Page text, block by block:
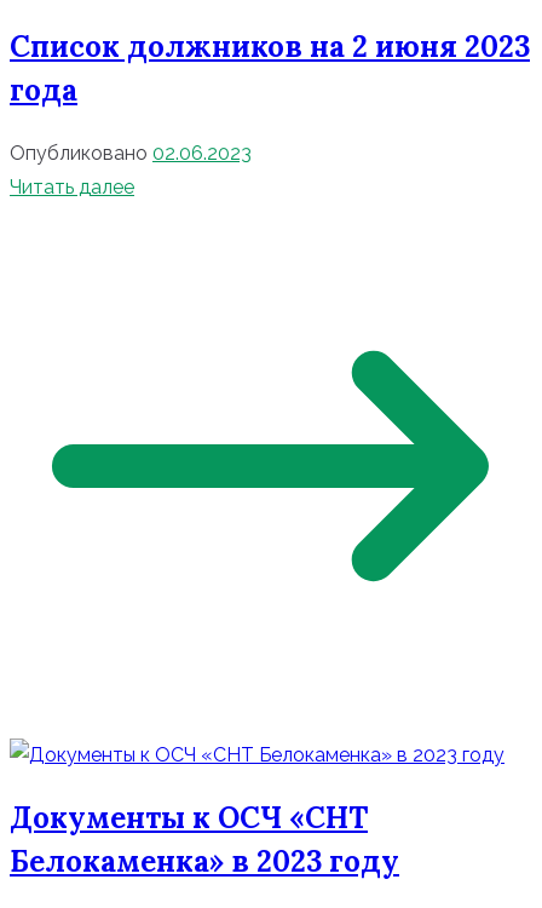
Список должников на 2 июня 2023
года
Опубликовано 02.06.2023
Читать далее
Документы к ОСЧ «СНТ
Белокаменка» в 2023 году